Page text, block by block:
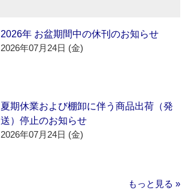
2026年 お盆期間中の休刊のお知らせ
2026年07月24日 (金)
夏期休業および棚卸に伴う商品出荷（発
送）停止のお知らせ
2026年07月24日 (金)
もっと見る »